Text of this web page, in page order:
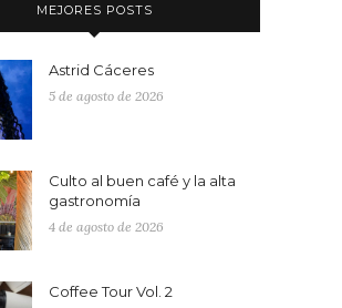
MEJORES POSTS
Astrid Cáceres
5 de agosto de 2026
Culto al buen café y la alta
gastronomía
4 de agosto de 2026
Coffee Tour Vol. 2